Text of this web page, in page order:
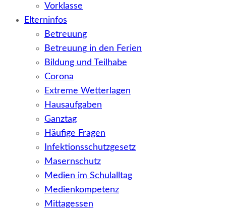
Vorklasse
Elterninfos
Betreuung
Betreuung in den Ferien
Bildung und Teilhabe
Corona
Extreme Wetterlagen
Hausaufgaben
Ganztag
Häufige Fragen
Infektionsschutzgesetz
Masernschutz
Medien im Schulalltag
Medienkompetenz
Mittagessen